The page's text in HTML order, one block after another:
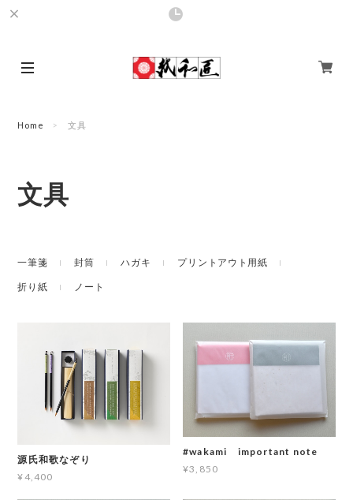
Home 文具
文具
一筆箋 封筒 ハガキ プリントアウト用紙
折り紙 ノート
源氏和歌なぞり
¥4,400
#wakami important note
¥3,850